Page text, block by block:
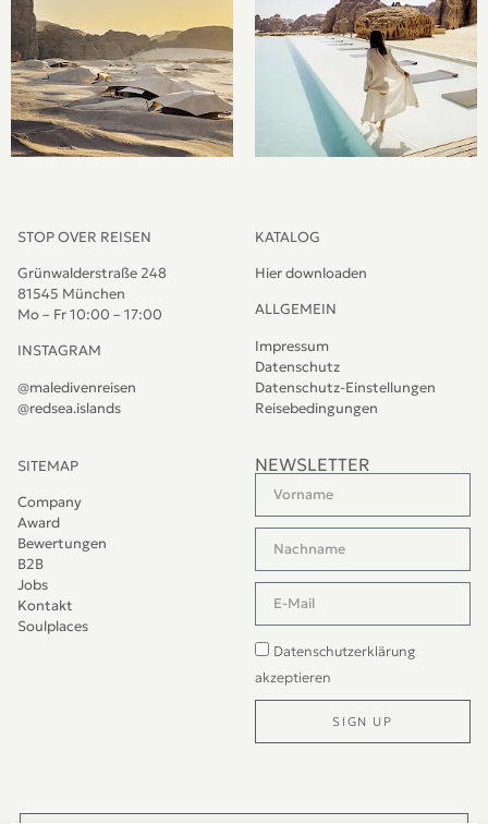
STOP OVER REISEN
Grünwalderstraße 248
81545 München
Mo – Fr 10:00 – 17:00
INSTAGRAM
@maledivenreisen
@redsea.islands
KATALOG
Hier downloaden
ALLGEMEIN
Impressum
Datenschutz
Datenschutz-Einstellungen
Reisebedingungen
SITEMAP
Company
Award
Bewertungen
B2B
Jobs
Kontakt
Soulplaces
NEWSLETTER
Datenschutzerklärung
akzeptieren
SIGN UP